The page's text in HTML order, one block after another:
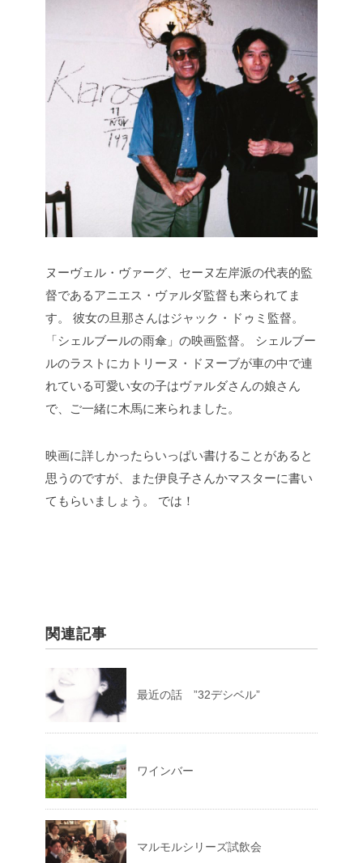
ヌーヴェル・ヴァーグ、セーヌ左岸派の代表的監
督であるアニエス・ヴァルダ監督も来られてま
す。
彼女の旦那さんはジャック・ドゥミ監督。
「シェルブールの雨傘」の映画監督。
シェルブー
ルのラストにカトリーヌ・ドヌーブが車の中で連
れている可愛い女の子はヴァルダさんの娘さん
で、ご一緒に木馬に来られました。
映画に詳しかったらいっぱい書けることがあると
思うのですが、また伊良子さんかマスターに書い
てもらいましょう。
では！
関連記事
最近の話 ”32デシベル”
ワインバー
マルモルシリーズ試飲会